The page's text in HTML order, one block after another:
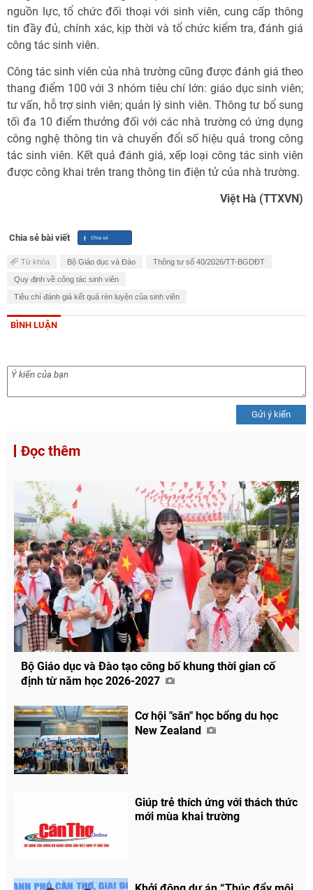
nguồn lực, tổ chức đối thoại với sinh viên, cung cấp thông
tin đầy đủ, chính xác, kịp thời và tổ chức kiểm tra, đánh giá
công tác sinh viên.
Công tác sinh viên của nhà trường cũng được đánh giá theo
thang điểm 100 với 3 nhóm tiêu chí lớn: giáo dục sinh viên;
tư vấn, hỗ trợ sinh viên; quản lý sinh viên. Thông tư bổ sung
tối đa 10 điểm thưởng đối với các nhà trường có ứng dụng
công nghệ thông tin và chuyển đổi số hiệu quả trong công
tác sinh viên. Kết quả đánh giá, xếp loại công tác sinh viên
được công khai trên trang thông tin điện tử của nhà trường.
Việt Hà (TTXVN)
Chia sẻ bài viết
Từ khóa Bộ Giáo dục và Đào Thông tư số 40/2026/TT-BGDĐT
Quy định về công tác sinh viên
Tiêu chí đánh giá kết quả rèn luyện của sinh viên
BÌNH LUẬN
Gửi ý kiến
Đọc thêm
Bộ Giáo dục và Đào tạo công bố khung thời gian cố
định từ năm học 2026-2027
Cơ hội "săn" học bổng du học
New Zealand
Giúp trẻ thích ứng với thách thức
mới mùa khai trường